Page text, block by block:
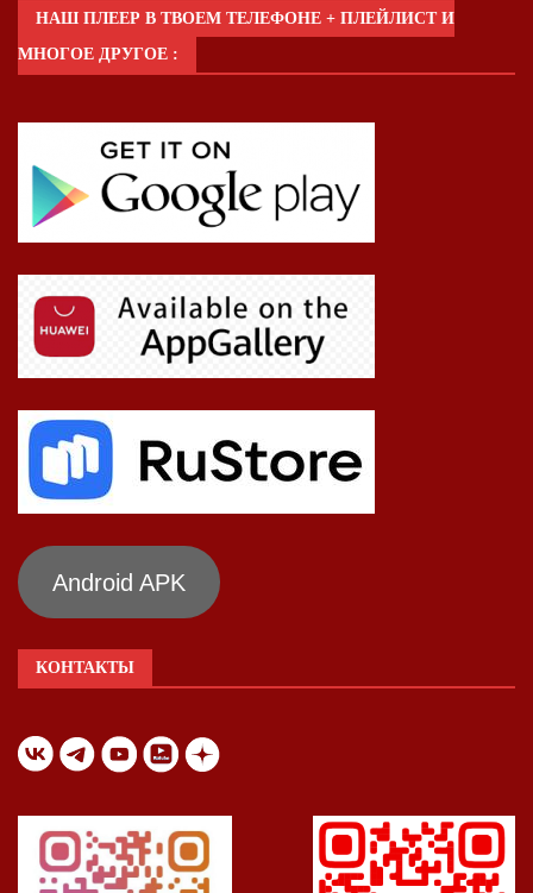
НАШ ПЛЕЕР В ТВОЕМ ТЕЛЕФОНЕ + ПЛЕЙЛИСТ И
МНОГОЕ ДРУГОЕ :
Android APK
КОНТАКТЫ